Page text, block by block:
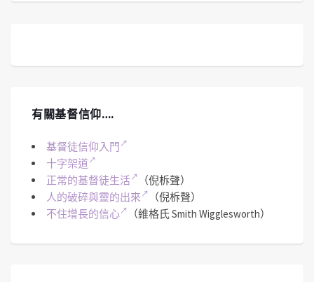
有關基督信仰….
基督徒信仰入門
十字架道
正常的基督徒生活
（倪柝聲）
人的破碎與靈的出來
（倪柝聲）
不住增長的信心
（維格氏 Smith Wigglesworth）